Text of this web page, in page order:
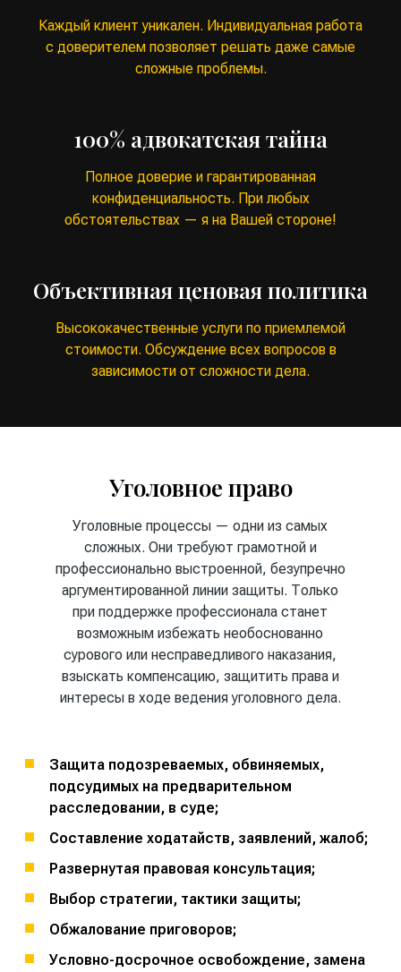
Каждый клиент уникален. Индивидуальная работа
с доверителем позволяет решать даже самые
сложные проблемы.
100% адвокатская тайна
Полное доверие и гарантированная
конфиденциальность. При любых
обстоятельствах — я на Вашей стороне!
Объективная ценовая политика
Высококачественные услуги по приемлемой
стоимости. Обсуждение всех вопросов в
зависимости от сложности дела.
Уголовное право
Уголовные процессы — одни из самых
сложных. Они требуют грамотной и
профессионально выстроенной, безупречно
аргументированной линии защиты. Только
при поддержке профессионала станет
возможным избежать необоснованно
сурового или несправедливого наказания,
взыскать компенсацию, защитить права и
интересы в ходе ведения уголовного дела.
Защита подозреваемых, обвиняемых,
подсудимых на предварительном
расследовании, в суде;
Составление ходатайств, заявлений, жалоб;
Развернутая правовая консультация;
Выбор стратегии, тактики защиты;
Обжалование приговоров;
Условно-досрочное освобождение, замена